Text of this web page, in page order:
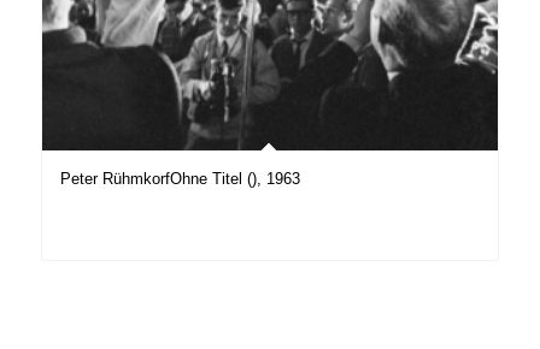
Peter RühmkorfOhne Titel (), 1963